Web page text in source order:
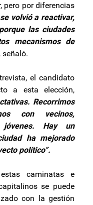
pero por diferencias
se volvió a reactivar,
las ciudades
mecanismos de
señaló.
el candidato
a esta elección,
Recorrimos
con vecinos,
jóvenes. Hay un
ha mejorado
político”.
caminatas e
se puede
con la gestión